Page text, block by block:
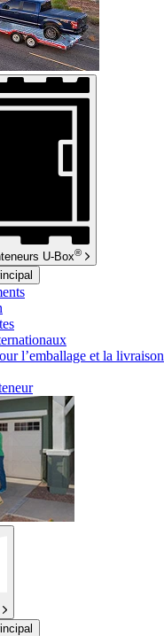
U-Box®
l’emballage et la livraison